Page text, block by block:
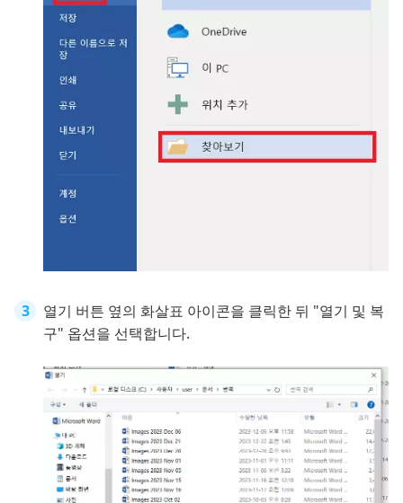
열기 버튼 옆의 화살표 아이콘을 클릭한 뒤 "열기 및 복
구" 옵션을 선택합니다.